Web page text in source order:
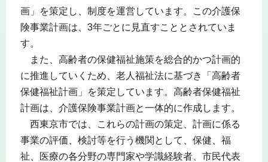
画」を策定し、制度を運営しています。この介護保
険事業計画は、3年ごとに見直すこととされていま
す。
また、高齢者の保健福祉施策を総合的かつ計画的
に推進していくため、老人福祉法に基づき「高齢者
保健福祉計画」を策定しています。高齢者保健福祉
計画は、介護保険事業計画と一体的に作成します。
西東京市では、これらの計画の策定、計画に係る
事業の評価、検討等を行う機関として、保健、福
祉、医療の各分野の専門家や学識経験者、市民代表